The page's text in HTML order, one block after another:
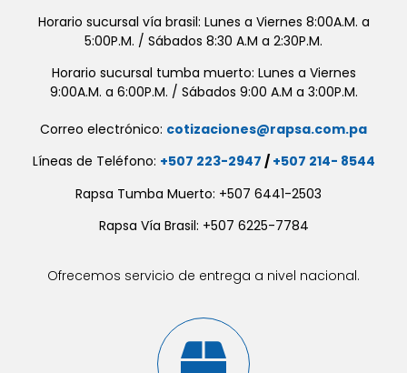
Horario sucursal vía brasil: Lunes a Viernes 8:00A.M. a
5:00P.M. / Sábados 8:30 A.M a 2:30P.M.
Horario sucursal tumba muerto: Lunes a Viernes
9:00A.M. a 6:00P.M. / Sábados 9:00 A.M a 3:00P.M.
Correo electrónico: cotizaciones@rapsa.com.pa
Líneas de Teléfono: +507 223-2947 / +507 214- 8544
Rapsa Tumba Muerto: +507 6441-2503
Rapsa Vía Brasil: +507 6225-7784
Ofrecemos servicio de entrega a nivel nacional.